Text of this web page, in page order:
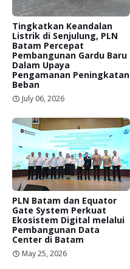
Tingkatkan Keandalan
Listrik di Senjulung, PLN
Batam Percepat
Pembangunan Gardu Baru
Dalam Upaya
Pengamanan Peningkatan
Beban
July 06, 2026
PLN Batam dan Equator
Gate System Perkuat
Ekosistem Digital melalui
Pembangunan Data
Center di Batam
May 25, 2026